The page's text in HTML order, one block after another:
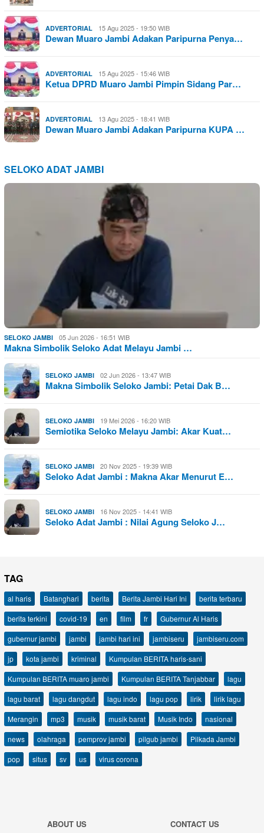
ADVERTORIAL 15 Agu 2025 - 19:50 WIB
Dewan Muaro Jambi Adakan Paripurna Penya…
ADVERTORIAL 15 Agu 2025 - 15:46 WIB
Ketua DPRD Muaro Jambi Pimpin Sidang Par…
ADVERTORIAL 13 Agu 2025 - 18:41 WIB
Dewan Muaro Jambi Adakan Paripurna KUPA …
SELOKO ADAT JAMBI
SELOKO JAMBI 05 Jun 2026 - 16:51 WIB
Makna Simbolik Seloko Adat Melayu Jambi …
SELOKO JAMBI 02 Jun 2026 - 13:47 WIB
Makna Simbolik Seloko Jambi: Petai Dak B…
SELOKO JAMBI 19 Mei 2026 - 16:20 WIB
Semiotika Seloko Melayu Jambi: Akar Kuat…
SELOKO JAMBI 20 Nov 2025 - 19:39 WIB
Seloko Adat Jambi : Makna Akar Menurut E…
SELOKO JAMBI 16 Nov 2025 - 14:41 WIB
Seloko Adat Jambi : Nilai Agung Seloko J…
TAG
al haris Batanghari berita Berita Jambi Hari Ini
berita terbaru
berita terkini
covid-19 en film fr
Gubernur Al Haris
gubernur jambi
jambi jambi hari ini jambiseru
jambiseru.com
jp
kota jambi kriminal
Kumpulan BERITA haris-sani
Kumpulan BERITA muaro jambi
Kumpulan BERITA Tanjabbar
lagu
lagu barat
lagu dangdut lagu indo lagu pop lirik
lirik lagu
Merangin
mp3 musik musik barat Musik Indo
nasional
news
olahraga pemprov jambi pilgub jambi
Pilkada Jambi
pop
situs sv us virus corona
ABOUT US CONTACT US